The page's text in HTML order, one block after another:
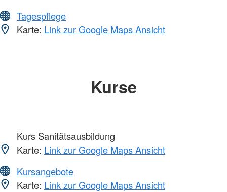
Tagespflege
Karte: Link zur Google Maps Ansicht
Kurse
Kurs Sanitätsausbildung
Karte: Link zur Google Maps Ansicht
Kursangebote
Karte: Link zur Google Maps Ansicht